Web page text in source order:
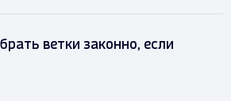
ветки законно, если